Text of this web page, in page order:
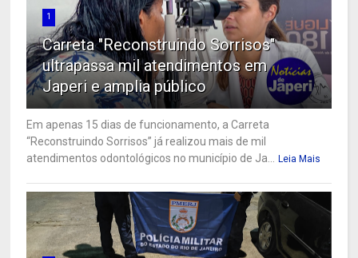
1
Carreta "Reconstruindo Sorrisos"
ultrapassa mil atendimentos em
Japeri e amplia público
Em apenas 15 dias de funcionamento, a Carreta
“Reconstruindo Sorrisos” já realizou mais de mil
atendimentos odontológicos no município de Ja...
Leia Mais